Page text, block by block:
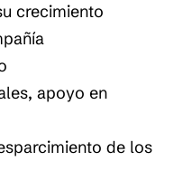
crecimiento
apoyo en
de los